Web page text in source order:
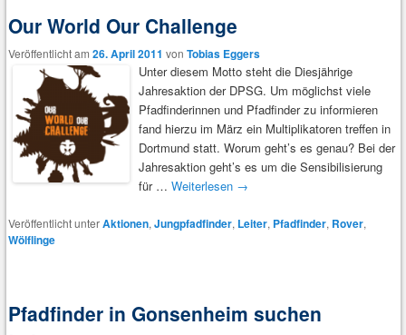
Our World Our Challenge
Veröffentlicht am26. April 2011 vonTobias Eggers
Unter diesem Motto steht die Diesjährige
Jahresaktion der DPSG. Um möglichst viele
Pfadfinderinnen und Pfadfinder zu informieren
fand hierzu im März ein Multiplikatoren treffen in
Dortmund statt. Worum geht’s es genau? Bei der
Jahresaktion geht’s es um die Sensibilisierung
für …Weiterlesen →
Veröffentlicht unterAktionen,Jungpfadfinder, Leiter, Pfadfinder, Rover,
Wölflinge
Pfadfinder in Gonsenheim suchen